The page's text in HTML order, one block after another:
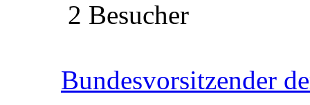
2 Besucher
Bundesvorsitzender